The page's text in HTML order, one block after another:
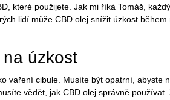
které použijete. Jak mi říká Tomáš,
lidí může CBD olej snížit úzkost během
úzkost
vaření cibule. Musíte být opatrní, abyste
vědět, jak CBD olej správně